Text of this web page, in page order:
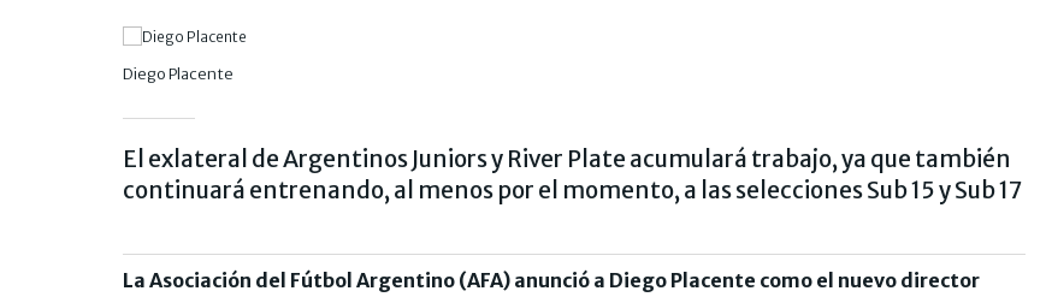
Diego Placente
El exlateral de Argentinos Juniors y River Plate acumulará trabajo, ya que también
continuará entrenando, al menos por el momento, a las selecciones Sub 15 y Sub 17
La Asociación del Fútbol Argentino (AFA) anunció a Diego Placente como el nuevo director